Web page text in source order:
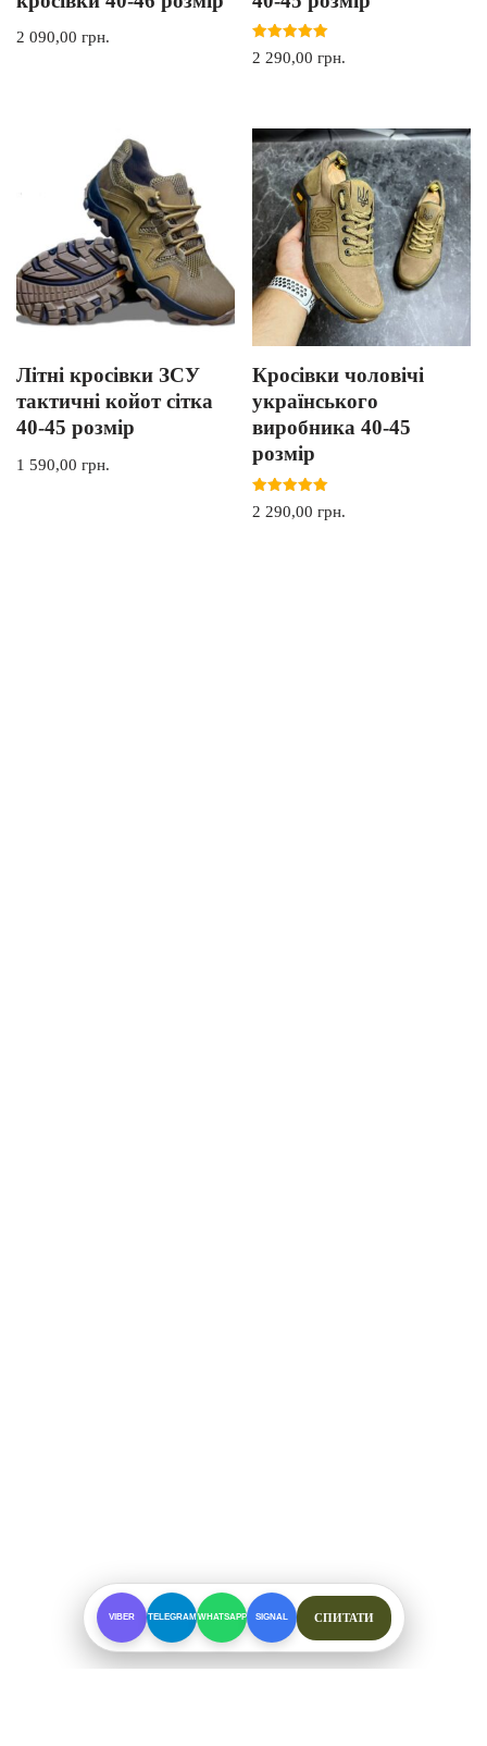
2 090,00 грн.
Оцінено в
5.00
2 290,00грн.
Літні кросівки ЗСУ
тактичні койот сітка
40-45 розмір
1 590,00 грн.
Кросівки чоловічі
українського
виробника 40-45
розмір
Оцінено в
5.00
2 290,00грн.
VIBER TELEGRAMWHATSAPP SIGNAL СПИТАТИ